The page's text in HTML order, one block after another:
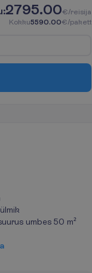
:2795.00€/reisija
Kokku5590.00€/pakett
umbes 50 m²
a